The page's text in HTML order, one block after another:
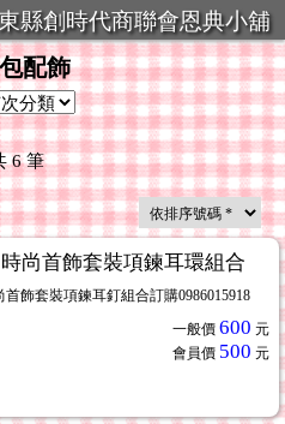
縣創時代商聯會恩典小舖
配飾
6筆
尚首飾套裝項鍊耳環組合
飾套裝項鍊耳釘組合訂購0986015918
一般價 600 元
會員價 500 元